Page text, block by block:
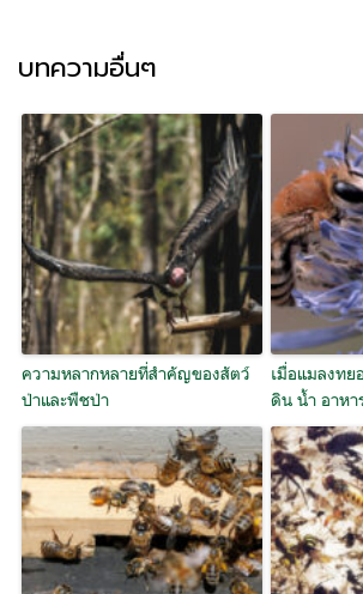
บทความอื่นๆ
ความหลากหลายที่สำคัญของสัตว์
ป่าและพืชป่า
เมื่อแมลงทย
ดิน น้ำ อาหา